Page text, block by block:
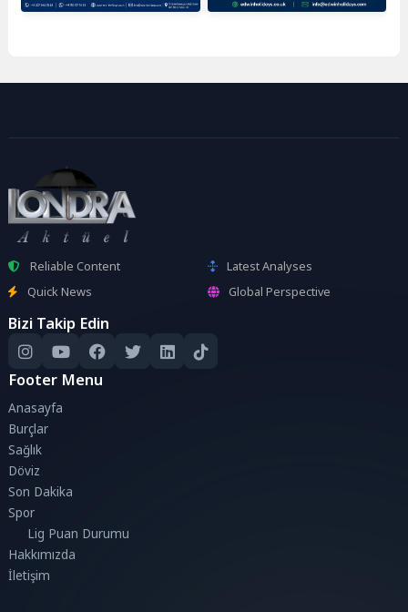
Reliable Content
Latest Analyses
Quick News
Global Perspective
Bizi Takip Edin
Footer Menu
Anasayfa
Burçlar
Sağlık
Döviz
Son Dakika
Spor
Lig Puan Durumu
Hakkımızda
İletişim